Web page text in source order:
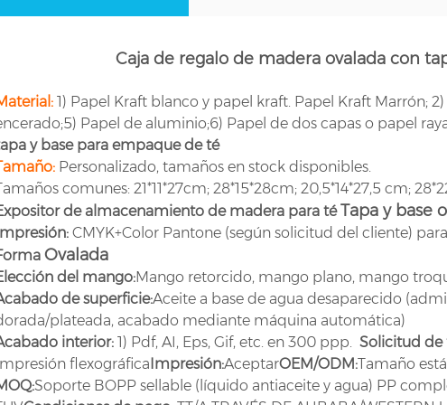
Caja de regalo de madera ovalada con
1) Papel Kraft blanco y papel kraft. Papel Kraft Marrón;
Papel de aluminio;6) Papel de dos capas o papel
y base para empaque de té
Personalizado, tamaños en stock disponibles.
comunes: 21*11*27cm; 28*15*28cm; 20,5*14*27,5 cm;
de almacenamiento de madera para téTapa y base
CMYK+Color Pantone (según solicitud del cliente) para
Ovalada
del mango:Mango retorcido, mango plano, mango
de superficie:Aceite a base de agua desaparecido
plateada, acabado mediante máquina automática)
interior:1) Pdf, AI, Eps, Gif, etc. en 300 ppp. Solicitud de
flexográficaImpresión:AceptarOEM/ODM:Tamaño
Soporte BOPP sellable (líquido antiaceite y agua) PP